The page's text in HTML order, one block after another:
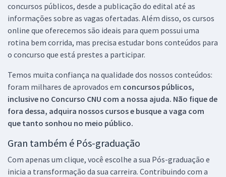
concursos públicos, desde a publicação do edital até as
informações sobre as vagas ofertadas. Além disso, os cursos
online que oferecemos são ideais para quem possui uma
rotina bem corrida, mas precisa estudar bons conteúdos para
o concurso que está prestes a participar.
Temos muita confiança na qualidade dos nossos conteúdos:
foram milhares de aprovados em concursos públicos,
inclusive no Concurso CNU com a nossa ajuda. Não fique de
fora dessa, adquira nossos cursos e busque a vaga com
que tanto sonhou no meio público.
Gran também é Pós-graduação
Com apenas um clique, você escolhe a sua Pós-graduação e
inicia a transformação da sua carreira. Contribuindo com a